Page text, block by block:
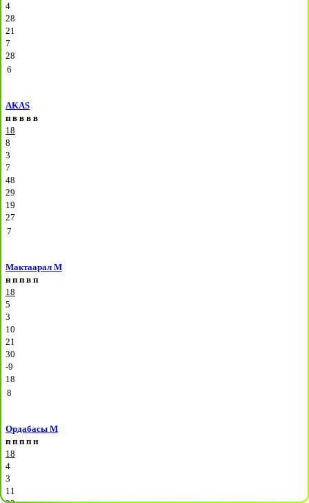
4
28
21
7
28
6
AKAS
п в в в в
18
8
3
7
48
29
19
27
7
Мактаарал М
н п п в п
18
5
3
10
21
30
-9
18
8
Ордабасы М
п п п п н
18
4
3
11